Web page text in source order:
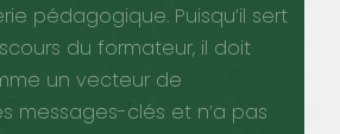
pédagogique. Puisqu’il sert
du formateur, il doit
un vecteur de
messages-clés et n’a pas